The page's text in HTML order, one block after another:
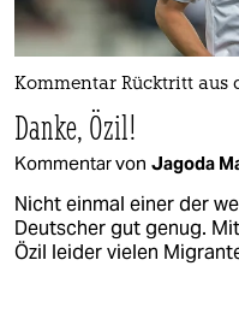
Kommentar Rücktritt aus
Danke, Özil!
Kommentar von Jagoda
Nicht einmal einer der
Deutscher gut genug.
Özil leider vielen